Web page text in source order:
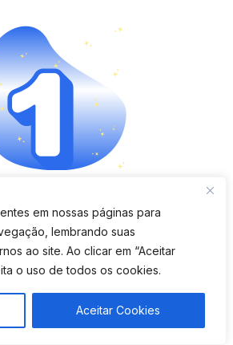
em nossas páginas para
lembrando suas
ao site. Ao clicar em “Aceitar
o uso de todos os cookies.
Aceitar Cookies
completo e fácil
de usar
é moderno, tem boa avaliação e
de rotas.